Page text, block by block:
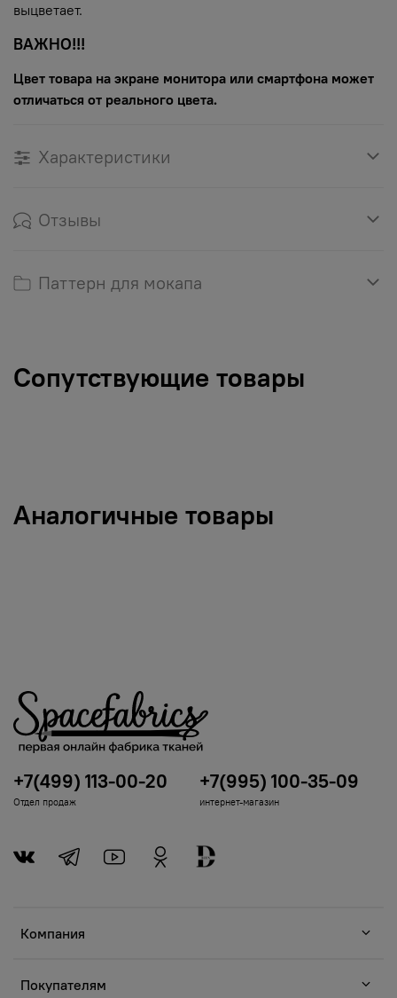
выцветает.
ВАЖНО!!!
Цвет товара на экране монитора или смартфона может
отличаться от реального цвета.
Характеристики
Отзывы
Паттерн для мокапа
Сопутствующие товары
Аналогичные товары
Компания
Покупателям
+7(499) 113-00-20
Отдел продаж
+7(995) 100-35-09
интернет-магазин